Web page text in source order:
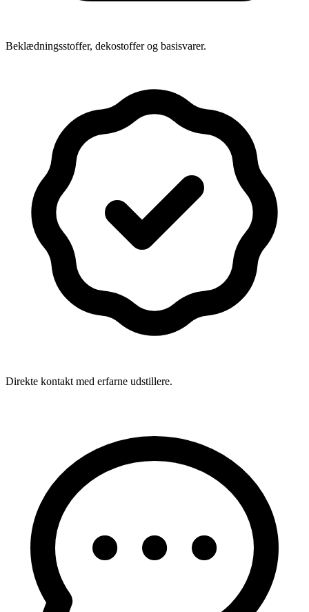
Beklædningsstoffer, dekostoffer og basisvarer.
Direkte kontakt med erfarne udstillere.